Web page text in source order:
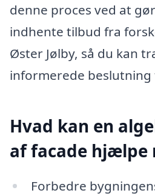
denne proces ved at
indhente tilbud fra
Øster Jølby, så du kan
informerede
Hvad kan en
af facade hjælpe
Forbedre